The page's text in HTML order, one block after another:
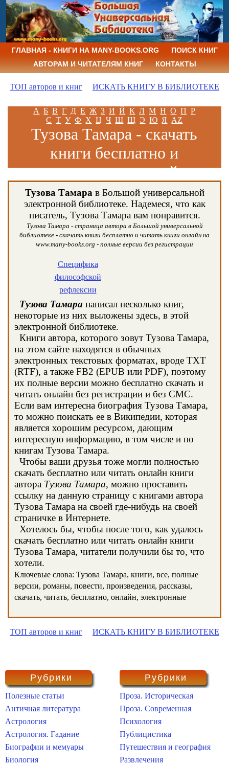
ГЛАВНАЯ - КНИГИ НА MANY-BOOKS.ORG
ПОИСК КНИГ
АВТОРАМ И ЧИТАТЕЛЯМ КНИГ
КОНТАКТЫ
ТОП авторов и книг ИСКАТЬ КНИГУ В БИБЛИОТЕКЕ
А Б В Г Д Е Ж З И Й К Л М Н О П Р
С Т У Ф Х Ц Ч Ш Щ Э Ю Я AZ
Тузова Тамара - скачать
книги бесплатно и
читать книги онлайн
Тузова Тамара в Большой универсальной
электронной библиотеке. Надемеся, что как
писатель, Тузова Тамара вам понравится.
Тузова Тамара - страница автора в Большой универсальной
библиотеке - скачать книги бесплатно и читать книги онлайн на
www.many-books.org - полные версии без регистрации
Специфика
философской
рефлексии
Тузова Тамара написал несколько книг,
некоторые из них выложены здесь, в этой
электронной библиотеке.
Книги автора, которого зовут Тузова Тамара,
на этом сайте находятся в обычных
электронных текстовых форматах, вроде TXT
(RTF), а также FB2 (EPUB или PDF), поэтому
их полные версии можно бесплатно скачать и
читать онлайн без регистрации и без СМС.
Если вам интересна биография Тузова Тамара,
то можно поискать ее в Википедии, которая
является хорошим ресурсом, дающим
интересную информацию, в том числе и по
книгам Тузова Тамара.
Чтобы ваши друзья тоже могли полностью
скачать бесплатно или читать онлайн книги
автора Тузова Тамара, можно проставить
ссылку на данную страницу с книгами автора
Тузова Тамара на своей где-нибудь на своей
страничке в Интернете.
Хотелось бы, чтобы после того, как удалось
скачать бесплатно или читать онлайн книги
Тузова Тамара, читатели получили бы то, что
хотели.
Ключевые слова: Тузова Тамара, книги, все, полные
версии, романы, повести, произведения, рассказы,
скачать, читать, бесплатно, онлайн, электронные
ТОП авторов и книг ИСКАТЬ КНИГУ В БИБЛИОТЕКЕ
Рубрики
Полезные статьи
Античная литература
Астрология
Астрология. Гадание
Биографии и мемуары
Биология
Рубрики
Проза. Историческая
Проза. Современная
Психология
Публицистика
Путешествия и география
Развлечения